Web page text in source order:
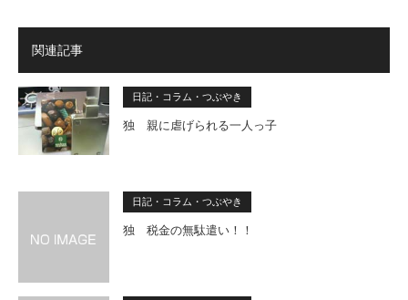
関連記事
日記・コラム・つぶやき
独 親に虐げられる一人っ子
日記・コラム・つぶやき
独 税金の無駄遣い！！